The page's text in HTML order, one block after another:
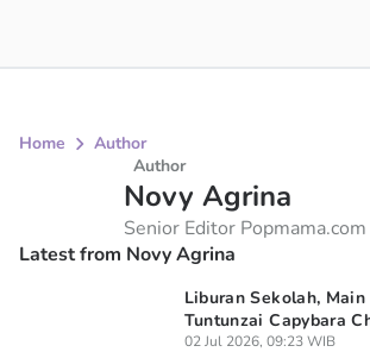
Home
Author
Author
Novy Agrina
Senior Editor
menulis Kesehatan fisik dan
remaja, hobi dan gaya hidup
banyak hal untuk berikan
Latest from Novy Agrina
Liburan Sekolah, Main
Tuntunzai Capybara
02 Jul 2026, 09:23 WIB